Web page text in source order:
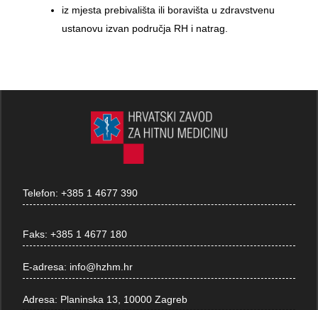
iz mjesta prebivališta ili boravišta u zdravstvenu
ustanovu izvan područja RH i natrag.
Telefon:+385 1 4677 390
Faks:+385 1 4677 180
E-adresa: info@hzhm.hr
Adresa: Planinska 13, 10000 Zagreb